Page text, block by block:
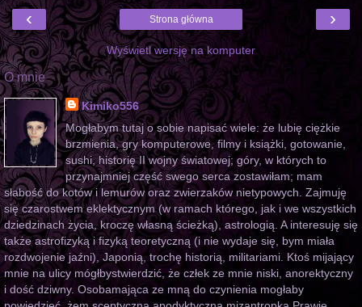
‹ ›
Strona główna
Wyświetl wersję na komputer
O mnie
Kimiko556
Mogłabym tutaj o sobie napisać wiele: że lubię ciężkie
brzmienia, gry komputerowe, filmy i książki, gotowanie,
sushi, historię II wojny światowej; góry, w których to
przynajmniej część swego serca zostawiłam; mam
słabość do kotów i lemurów oraz zwierzaków nietypowych. Zajmuję
się czarostwem eklektycznym (w ramach którego, jak i we wszystkich
dziedzinach życia, kroczę własną ścieżką), astrologią. A interesuję się
także astrofizyką i fizyką teoretyczną (i nie wydaje się, bym miała
rozdwojenie jaźni), Japonią, trochę historią, militariami. Ktoś mijający
mnie na ulicy mógłbystwierdzić, że człek ze mnie niski, anorektyczny
i dość dziwny. Osobamająca ze mną do czynienia mogłaby